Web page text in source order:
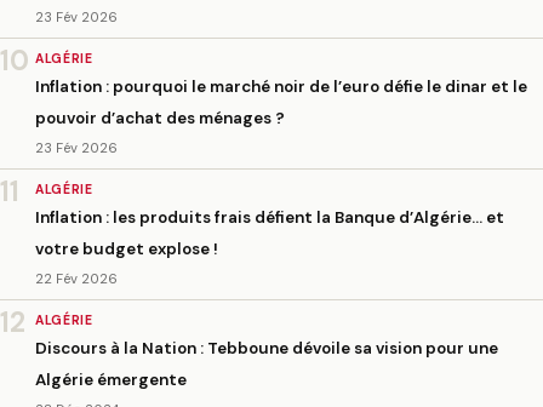
23 Fév 2026
10 ALGÉRIE
Inflation : pourquoi le marché noir de l’euro défie le dinar et le
pouvoir d’achat des ménages ?
23 Fév 2026
11 ALGÉRIE
Inflation : les produits frais défient la Banque d’Algérie… et
votre budget explose !
22 Fév 2026
12 ALGÉRIE
Discours à la Nation : Tebboune dévoile sa vision pour une
Algérie émergente